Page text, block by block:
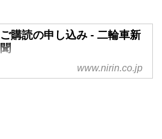
ご購読の申し込み - 二輪車新
聞
www.nirin.co.jp